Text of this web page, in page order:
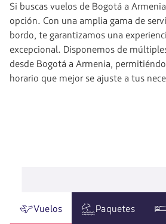
Si buscas vuelos de Bogotá a
opción. Con una amplia gama de
bordo, te garantizamos una
excepcional. Disponemos de
desde Bogotá a Armenia,
horario que mejor se ajuste a tus
Vuelos Paquetes